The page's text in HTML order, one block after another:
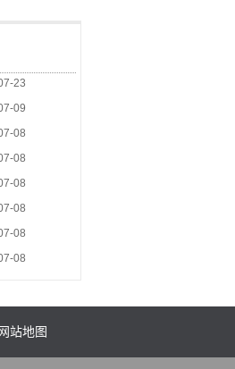
23
09
08
08
08
08
08
08
网站地图